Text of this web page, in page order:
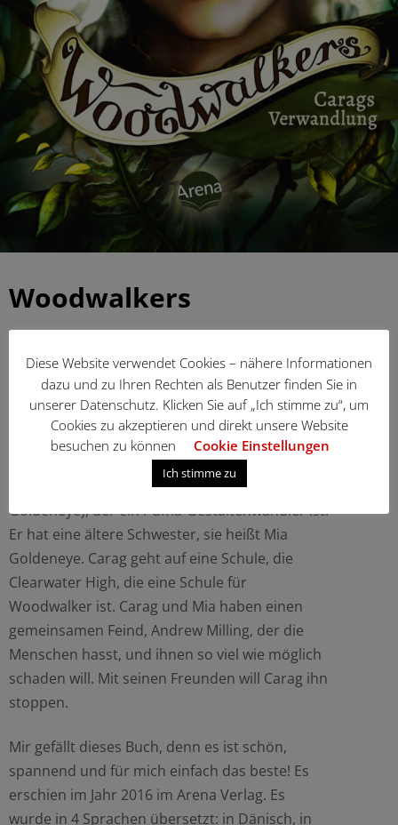
Woodwalkers
|
Bild: sokaeiko / pixelio.de
In dem Roman „Woodwalkers“ von Katja
Brandis geht es um einen Jungen (Carag
Goldeneye), der ein Puma-Gestaltenwandler ist.
Er hat eine ältere Schwester, sie heißt Mia
Goldeneye. Carag geht auf eine Schule, die
Clearwater High, die eine Schule für
Woodwalker ist. Carag und Mia haben einen
gemeinsamen Feind, Andrew Milling, der die
Menschen hasst, und ihnen so viel wie möglich
schaden will. Mit seinen Freunden will Carag ihn
stoppen.
Mir gefällt dieses Buch, denn es ist schön,
spannend und für mich einfach das beste! Es
erschien im Jahr 2016 im Arena Verlag. Es
wurde in 4 Sprachen übersetzt: in Dänisch, in
Diese Website verwendet Cookies – nähere Informationen
dazu und zu Ihren Rechten als Benutzer finden Sie in
unserer Datenschutz. Klicken Sie auf „Ich stimme zu“, um
Cookies zu akzeptieren und direkt unsere Website
besuchen zu können
Cookie Einstellungen
Ich stimme zu